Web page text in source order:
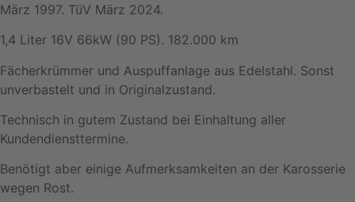
März 1997. TüV März 2024.
1,4 Liter 16V 66kW (90 PS). 182.000 km
Fächerkrümmer und Auspuffanlage aus Edelstahl. Sonst
unverbastelt und in Originalzustand.
Technisch in gutem Zustand bei Einhaltung aller
Kundendiensttermine.
Benötigt aber einige Aufmerksamkeiten an der Karosserie
wegen Rost.